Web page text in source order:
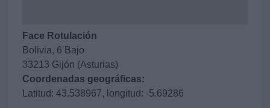
Face Rotulación
Bolivia, 6 Bajo
33213 Gijón (Asturias)
Coordenadas geográficas:
Latitud: 43.538967, longitud: -5.69286